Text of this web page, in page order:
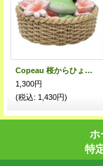
Copeau 桜からひょっこりするカエル
1,300円
(税込: 1,430円)
ホ
特